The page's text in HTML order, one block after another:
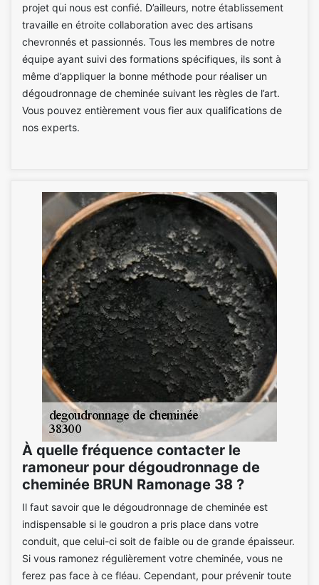
projet qui nous est confié. D’ailleurs, notre établissement
travaille en étroite collaboration avec des artisans
chevronnés et passionnés. Tous les membres de notre
équipe ayant suivi des formations spécifiques, ils sont à
même d’appliquer la bonne méthode pour réaliser un
dégoudronnage de cheminée suivant les règles de l’art.
Vous pouvez entièrement vous fier aux qualifications de
nos experts.
À quelle fréquence contacter le
ramoneur pour dégoudronnage de
cheminée BRUN Ramonage 38 ?
Il faut savoir que le dégoudronnage de cheminée est
indispensable si le goudron a pris place dans votre
conduit, que celui-ci soit de faible ou de grande épaisseur.
Si vous ramonez régulièrement votre cheminée, vous ne
ferez pas face à ce fléau. Cependant, pour prévenir toute